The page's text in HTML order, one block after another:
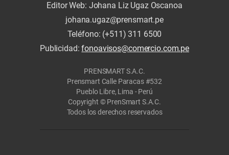
Editor Web: Johana Liz Ugaz Oscanoa
johana.ugaz@prensmart.pe
Teléfono: (+511) 311 6500
Publicidad:fonoavisos@comercio.com.pe
PRENSMART S.A.C.
Prensmart Calle Paracas #532
Pueblo Libre, Lima - Perú
Copyright © PrenSmart S.A.C.
Todos los derechos reservados